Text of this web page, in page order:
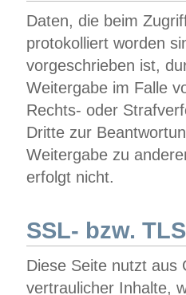
Daten, die beim
protokolliert worden
vorgeschrieben ist,
Weitergabe im Falle
Rechts- oder
Dritte zur
Weitergabe zu
erfolgt nicht.
SSL- bzw.
Diese Seite nutzt aus
vertraulicher Inhalte,